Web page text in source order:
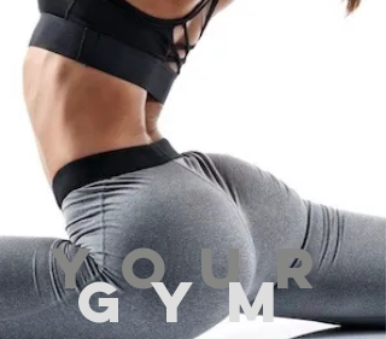
your
GYM